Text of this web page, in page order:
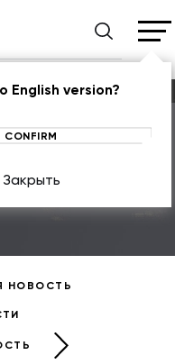
English version?
CONFIRM
Закрыть
НОВОСТЬ